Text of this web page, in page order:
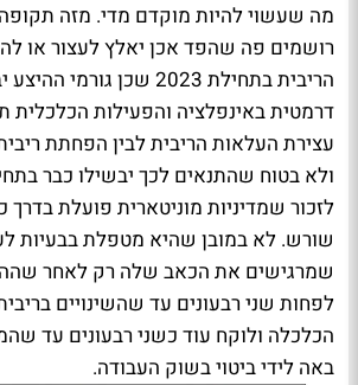
מה שעשוי להיות מוקדם מדי. מזה
רושמים פה שהפד אכן יאלץ לעצור או
הריבית בתחילת 2023 שכן
דרמטית באינפלציה והפעילות הכלכלית
עצירת העלאות הריבית לבין הפחתת
ולא בטוח שהתנאים לכך יבשילו כבר
לזכור שמדיניות מוניטארית פועלת בדרך
שורש. לא במובן שהיא מטפלת בבעיות
שמרגישים את הכאב שלה רק לאחר
לפחות שני רבעונים עד שהשינויים
הכלכלה ולוקח עוד כשני רבעונים עד
באה לידי ביטוי בשוק העבודה.